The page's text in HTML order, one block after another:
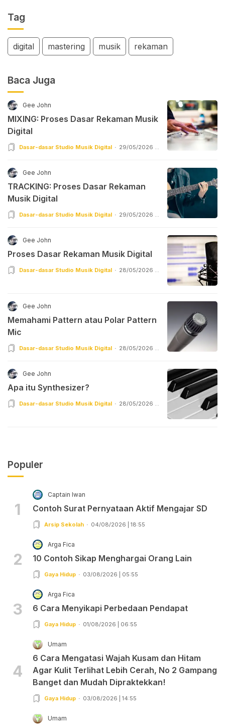
Tag
digital mastering musik rekaman
Baca Juga
Gee John
MIXING: Proses Dasar Rekaman Musik
Digital
Dasar-dasar Studio Musik Digital
29/05/2026 |
Gee John
TRACKING: Proses Dasar Rekaman
Musik Digital
Dasar-dasar Studio Musik Digital
29/05/2026 |
Gee John
Proses Dasar Rekaman Musik Digital
Dasar-dasar Studio Musik Digital
28/05/2026 |
Gee John
Memahami Pattern atau Polar Pattern
Mic
Dasar-dasar Studio Musik Digital
28/05/2026 |
Gee John
Apa itu Synthesizer?
Dasar-dasar Studio Musik Digital
28/05/2026 |
Populer
1
Captain Iwan
Contoh Surat Pernyataan Aktif Mengajar SD
Arsip Sekolah 04/08/2026 | 18:55
2
Arga Fica
10 Contoh Sikap Menghargai Orang Lain
Gaya Hidup 03/08/2026 | 05:55
3
Arga Fica
6 Cara Menyikapi Perbedaan Pendapat
Gaya Hidup 01/08/2026 | 06:55
4
Umam
6 Cara Mengatasi Wajah Kusam dan Hitam
Agar Kulit Terlihat Lebih Cerah, No 2 Gampang
Banget dan Mudah Dipraktekkan!
Gaya Hidup 03/08/2026 | 14:55
Umam